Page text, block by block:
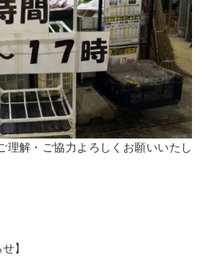
理解・ご協力よろしくお願いいたし
】